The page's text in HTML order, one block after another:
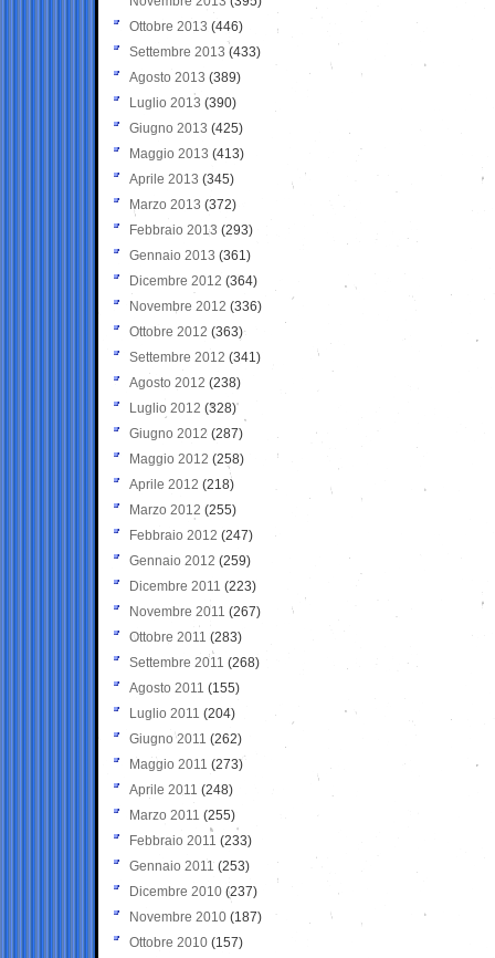
Ottobre 2013 (446)
Settembre 2013 (433)
Agosto 2013 (389)
Luglio 2013 (390)
Giugno 2013 (425)
Maggio 2013 (413)
Aprile 2013 (345)
Marzo 2013 (372)
Febbraio 2013 (293)
Gennaio 2013 (361)
Dicembre 2012 (364)
Novembre 2012 (336)
Ottobre 2012 (363)
Settembre 2012 (341)
Agosto 2012 (238)
Luglio 2012 (328)
Giugno 2012 (287)
Maggio 2012 (258)
Aprile 2012 (218)
Marzo 2012 (255)
Febbraio 2012 (247)
Gennaio 2012 (259)
Dicembre 2011 (223)
Novembre 2011 (267)
Ottobre 2011 (283)
Settembre 2011 (268)
Agosto 2011 (155)
Luglio 2011 (204)
Giugno 2011 (262)
Maggio 2011 (273)
Aprile 2011 (248)
Marzo 2011 (255)
Febbraio 2011 (233)
Gennaio 2011 (253)
Dicembre 2010 (237)
Novembre 2010 (187)
Ottobre 2010 (157)